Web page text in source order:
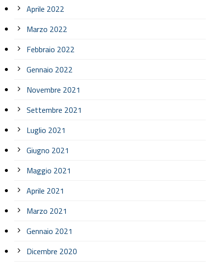
Aprile 2022
Marzo 2022
Febbraio 2022
Gennaio 2022
Novembre 2021
Settembre 2021
Luglio 2021
Giugno 2021
Maggio 2021
Aprile 2021
Marzo 2021
Gennaio 2021
Dicembre 2020